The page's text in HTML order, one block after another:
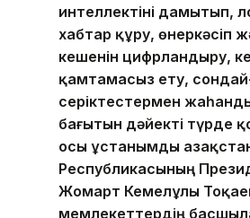
интеллектіні дамытып,
хабтар құру, өнеркәсіп
кешенін цифрландыру,
қамтамасыз ету,
серіктестермен
бағытын дәйекті түрде
осы ұстанымды
Республикасының
Жомарт Кемелұлы
мемлекеттердің